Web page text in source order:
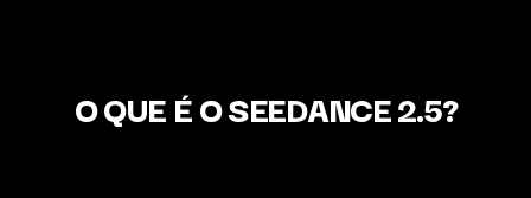
O QUE É O SEEDANCE 2.5?